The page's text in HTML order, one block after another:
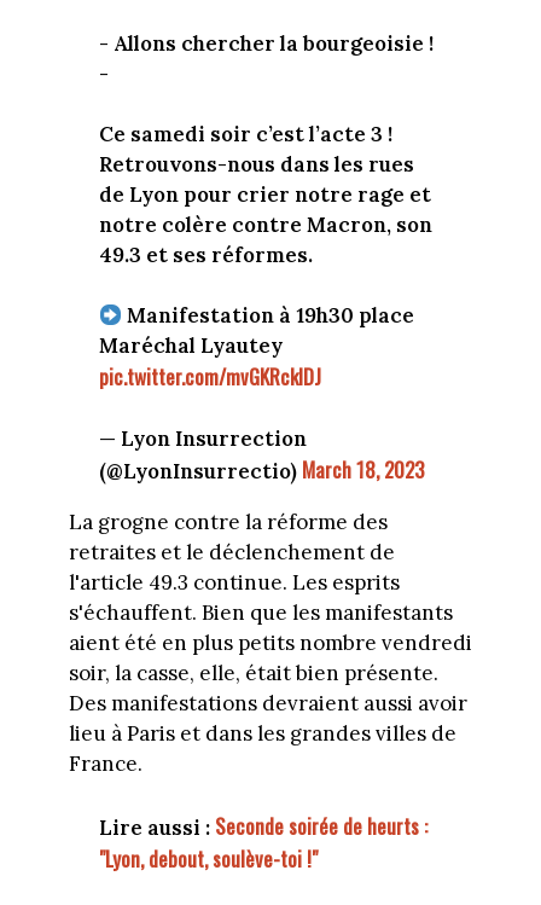
- Allons chercher la bourgeoisie !
-
Ce samedi soir c’est l’acte 3 !
Retrouvons-nous dans les rues
de Lyon pour crier notre rage et
notre colère contre Macron, son
49.3 et ses réformes.
Manifestation à 19h30 place
Maréchal Lyautey
pic.twitter.com/mvGKRcklDJ
— Lyon Insurrection
(@LyonInsurrectio) March 18, 2023
La grogne contre la réforme des
retraites et le déclenchement de
l'article 49.3 continue. Les esprits
s'échauffent. Bien que les manifestants
aient été en plus petits nombre vendredi
soir, la casse, elle, était bien présente.
Des manifestations devraient aussi avoir
lieu à Paris et dans les grandes villes de
France.
Lire aussi : Seconde soirée de heurts :
"Lyon, debout, soulève-toi !"